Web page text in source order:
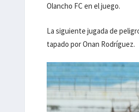
Olancho FC en el juego.
La siguiente jugada de
tapado por Onan Rodríguez.